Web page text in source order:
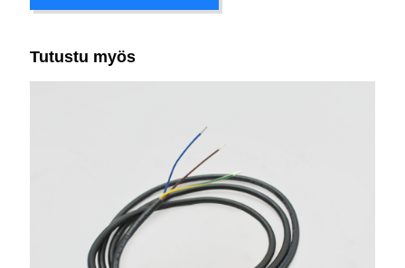
Tutustu myös